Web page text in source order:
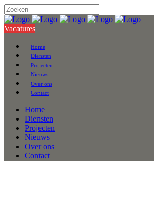
Vacatures
Home
Diensten
Projecten
Nieuws
Over ons
Contact
Home
Diensten
Projecten
Nieuws
Over ons
Contact